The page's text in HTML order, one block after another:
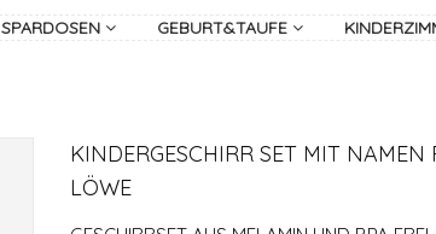
SPARDOSEN GEBURT&TAUFE
KINDERGESCHIRR SET MIT NAMEN
LÖWE